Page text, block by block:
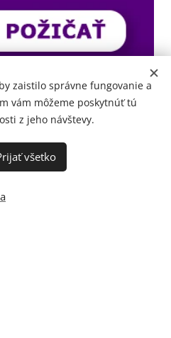
zaistilo správne fungovanie a
vám môžeme poskytnúť tú
z jeho návštevy.
všetko